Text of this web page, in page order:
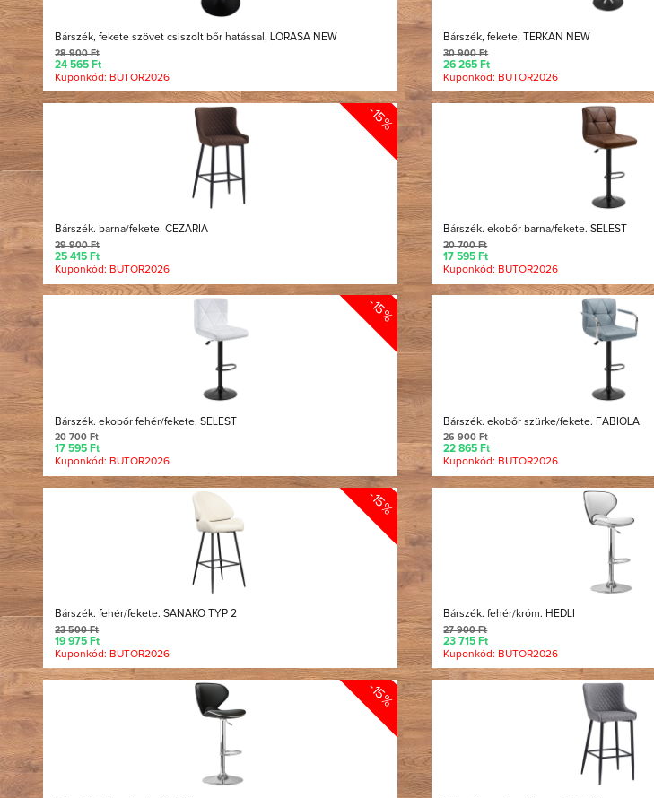
Bárszék, fekete szövet csiszolt bőr hatással, LORASA NEW
28 900 Ft
24 565 Ft
Kuponkód: BUTOR2026
Bárszék, fekete, TERKAN NEW
30 900 Ft
26 265 Ft
Kuponkód: BUTOR2026
-15%
Bárszék. barna/fekete. CEZARIA
29 900 Ft
25 415 Ft
Kuponkód: BUTOR2026
Bárszék. ekobőr barna/fekete. SELEST
20 700 Ft
17 595 Ft
Kuponkód: BUTOR2026
-15%
Bárszék. ekobőr fehér/fekete. SELEST
20 700 Ft
17 595 Ft
Kuponkód: BUTOR2026
Bárszék. ekobőr szürke/fekete. FABIOLA
26 900 Ft
22 865 Ft
Kuponkód: BUTOR2026
-15%
Bárszék. fehér/fekete. SANAKO TYP 2
23 500 Ft
19 975 Ft
Kuponkód: BUTOR2026
Bárszék. fehér/króm. HEDLI
27 900 Ft
23 715 Ft
Kuponkód: BUTOR2026
-15%